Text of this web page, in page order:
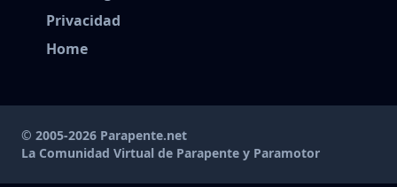
Privacidad
Home
© 2005-2026 Parapente.net
La Comunidad Virtual de Parapente y Paramotor